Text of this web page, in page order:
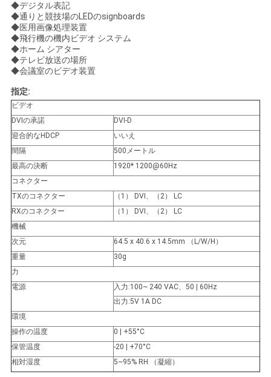
地
図
プ
ラ
イ
バ
シ
ー
ポ
リ
シ
ー
◆デジタル表記
◆通りと競技場のLEDのsignboards
◆医用画像処理装置
◆飛行機の機内ビデオ システム
◆ホーム シアター
◆テレビ放送の場所
◆会議室のビデオ装置
指定:
ビデオ
DVIの承諾
DVI-D
迎合的なHDCP
いいえ
間隔
500メートル
最高の決断
1920* 1200@60Hz
コネクター
TXのコネクター
（1） DVI、（2） LC
RXのコネクター
（1） DVI、（2） LC
機械
次元
64.5 x 40.6 x 14.5mm （L/W/H）
重量
30g
力
電源
入力:100~ 240 VAC、50 | 60Hz
出力:5V 1A DC
環境
操作の温度
0 | +55°C
保管温度
-20 | +70°C
相対湿度
5~95% RH （凝縮）